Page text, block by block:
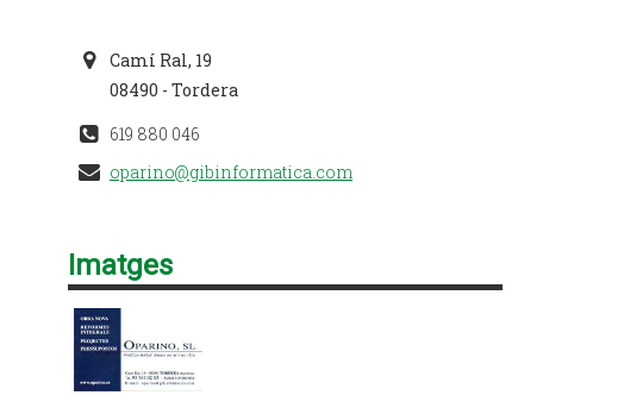
Camí Ral, 19
08490 - Tordera
619 880 046
oparino@gibinformatica.com
Imatges